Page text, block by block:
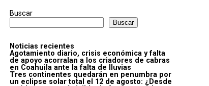
Buscar
Buscar
Noticias recientes
Agotamiento diario, crisis económica y falta
de apoyo acorralan a los criadores de cabras
en Coahuila ante la falta de lluvias
Tres continentes quedarán en penumbra por
un eclipse solar total el 12 de agosto: ¿Desde